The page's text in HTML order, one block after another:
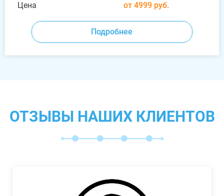
Цена
от 4999 руб.
Подробнее
ОТЗЫВЫ НАШИХ КЛИЕНТОВ